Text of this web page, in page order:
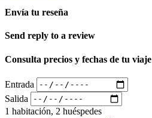
Envía tu reseña
Send reply to a review
Consulta precios y fechas de tu viaje
Entrada
Salida
1 habitación, 2 huéspedes